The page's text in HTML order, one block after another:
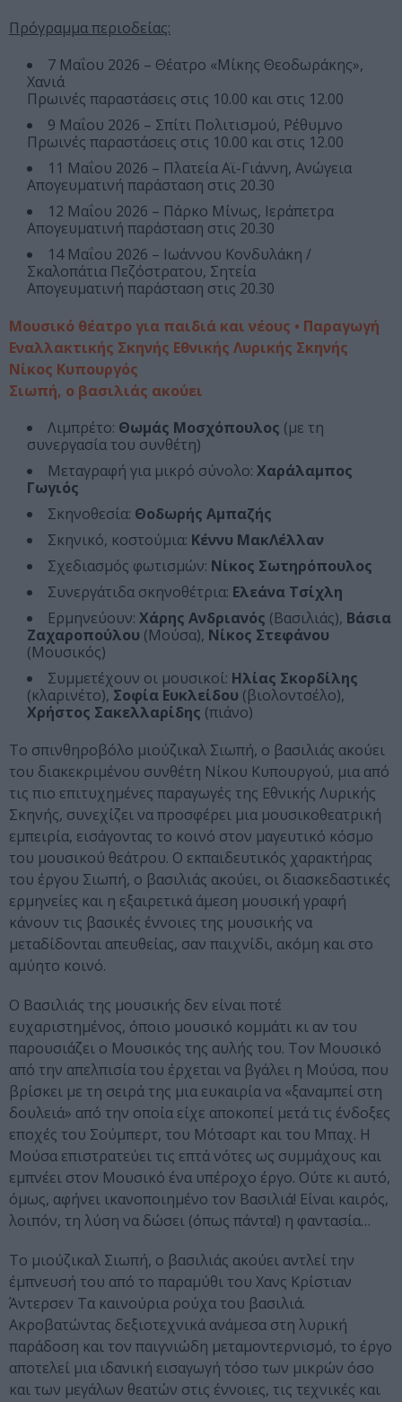
Πρόγραμμα περιοδείας:
7 Μαΐου 2026 – Θέατρο «Μίκης Θεοδωράκης»,
Χανιά
Πρωινές παραστάσεις στις 10.00 και στις 12.00
9 Μαΐου 2026 – Σπίτι Πολιτισμού, Ρέθυμνο
Πρωινές παραστάσεις στις 10.00 και στις 12.00
11 Μαΐου 2026 – Πλατεία Αϊ-Γιάννη, Ανώγεια
Απογευματινή παράσταση στις 20.30
12 Μαΐου 2026 – Πάρκο Μίνως, Ιεράπετρα
Απογευματινή παράσταση στις 20.30
14 Μαΐου 2026 – Ιωάννου Κονδυλάκη /
Σκαλοπάτια Πεζόστρατου, Σητεία
Απογευματινή παράσταση στις 20.30
Μουσικό θέατρο για παιδιά και νέους • Παραγωγή
Εναλλακτικής Σκηνής Εθνικής Λυρικής Σκηνής
Νίκος Κυπουργός
Σιωπή, ο βασιλιάς ακούει
Λιμπρέτο: Θωμάς Μοσχόπουλος (με τη
συνεργασία του συνθέτη)
Μεταγραφή για μικρό σύνολο: Χαράλαμπος
Γωγιός
Σκηνοθεσία: Θοδωρής Αμπαζής
Σκηνικό, κοστούμια: Κέννυ ΜακΛέλλαν
Σχεδιασμός φωτισμών: Νίκος Σωτηρόπουλος
Συνεργάτιδα σκηνοθέτρια: Ελεάνα Τσίχλη
Ερμηνεύουν: Χάρης Ανδριανός (Βασιλιάς), Βάσια
Ζαχαροπούλου (Μούσα), Νίκος Στεφάνου
(Μουσικός)
Συμμετέχουν οι μουσικοί: Ηλίας Σκορδίλης
(κλαρινέτο), Σοφία Ευκλείδου (βιολοντσέλο),
Χρήστος Σακελλαρίδης (πιάνο)
Το σπινθηροβόλο μιούζικαλ Σιωπή, ο βασιλιάς ακούει
του διακεκριμένου συνθέτη Νίκου Κυπουργού, μια από
τις πιο επιτυχημένες παραγωγές της Εθνικής Λυρικής
Σκηνής, συνεχίζει να προσφέρει μια μουσικοθεατρική
εμπειρία, εισάγοντας το κοινό στον μαγευτικό κόσμο
του μουσικού θεάτρου. Ο εκπαιδευτικός χαρακτήρας
του έργου Σιωπή, ο βασιλιάς ακούει, οι διασκεδαστικές
ερμηνείες και η εξαιρετικά άμεση μουσική γραφή
κάνουν τις βασικές έννοιες της μουσικής να
μεταδίδονται απευθείας, σαν παιχνίδι, ακόμη και στο
αμύητο κοινό.
Ο Βασιλιάς της μουσικής δεν είναι ποτέ
ευχαριστημένος, όποιο μουσικό κομμάτι κι αν του
παρουσιάζει ο Μουσικός της αυλής του. Τον Μουσικό
από την απελπισία του έρχεται να βγάλει η Μούσα, που
βρίσκει με τη σειρά της μια ευκαιρία να «ξαναμπεί στη
δουλειά» από την οποία είχε αποκοπεί μετά τις ένδοξες
εποχές του Σούμπερτ, του Μότσαρτ και του Μπαχ. Η
Μούσα επιστρατεύει τις επτά νότες ως συμμάχους και
εμπνέει στον Μουσικό ένα υπέροχο έργο. Ούτε κι αυτό,
όμως, αφήνει ικανοποιημένο τον Βασιλιά! Είναι καιρός,
λοιπόν, τη λύση να δώσει (όπως πάντα!) η φαντασία…
Το μιούζικαλ Σιωπή, ο βασιλιάς ακούει αντλεί την
έμπνευσή του από το παραμύθι του Χανς Κρίστιαν
Άντερσεν Τα καινούρια ρούχα του βασιλιά.
Ακροβατώντας δεξιοτεχνικά ανάμεσα στη λυρική
παράδοση και τον παιγνιώδη μεταμοντερνισμό, το έργο
αποτελεί μια ιδανική εισαγωγή τόσο των μικρών όσο
και των μεγάλων θεατών στις έννοιες, τις τεχνικές και